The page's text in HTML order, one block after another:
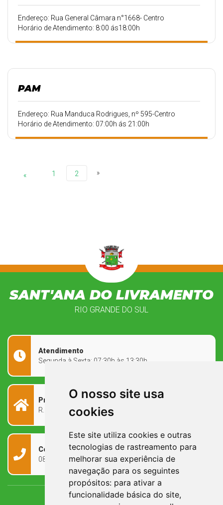
O nosso site usa
cookies
Este site utiliza cookies e outras
tecnologias de rastreamento para
melhorar sua experiência de
navegação para os seguintes
propósitos: para ativar a
funcionalidade básica do site,
Endereço: Rua General Câmara n°1668- Centro
Horário de Atendimento: 8:00 ás18:00h
PAM
Endereço: Rua Manduca Rodrigues, nº 595-Centro
Horário de Atendimento: 07:00h ás 21:00h
« 1 2 »
SANT'ANA DO LIVRAMENTO
RIO GRANDE DO SUL
Atendimento
Segunda à Sexta: 07:30h às 13:30h
Prefeitura Municipal
R. Rivadávia Corrêa, 858 - Centro - RS, 97573-010
Contato
0800 090 2050